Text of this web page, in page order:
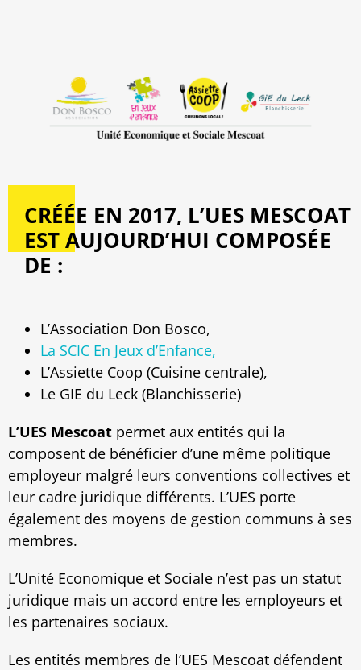
CRÉÉE EN 2017, L’UES MESCOAT
EST AUJOURD’HUI COMPOSÉE
DE :
L’Association Don Bosco,
La SCIC En Jeux d’Enfance,
L’Assiette Coop (Cuisine centrale),
Le GIE du Leck (Blanchisserie)
L’UES Mescoat permet aux entités qui la
composent de bénéficier d’une même politique
employeur malgré leurs conventions collectives et
leur cadre juridique différents. L’UES porte
également des moyens de gestion communs à ses
membres.
L’Unité Economique et Sociale n’est pas un statut
juridique mais un accord entre les employeurs et
les partenaires sociaux.
Les entités membres de l’UES Mescoat défendent